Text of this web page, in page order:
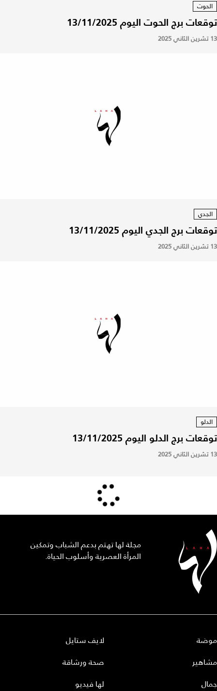
الحوت
توقعات برج الحوت اليوم 13/11/2025
13 تشرين الثاني 2025
الجدي
توقعات برج الجدي اليوم 13/11/2025
13 تشرين الثاني 2025
الدلو
توقعات برج الدلو اليوم 13/11/2025
13 تشرين الثاني 2025
مجلة لها تهتم بدعم الشباب وتمكين
المرأة العصرية وأسلوب الحياة.
موضة
مشاهير
جمال
لايف ستايل
صحة ورشاقة
لها فيديو